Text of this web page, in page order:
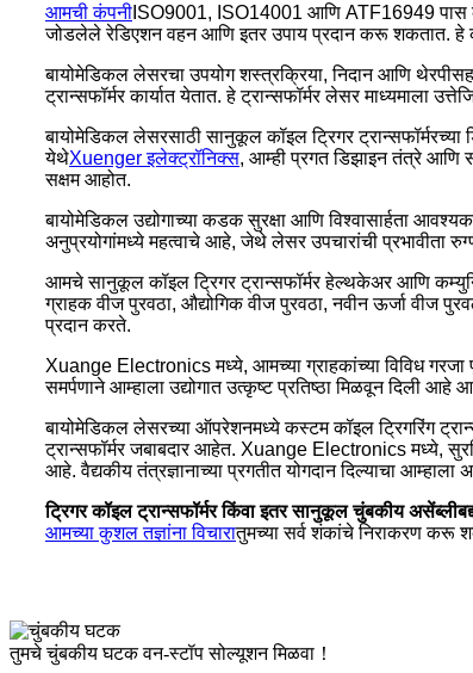
आमची कंपनी ISO9001, ISO14001 आणि ATF16949
जोडलेले रेडिएशन वहन आणि इतर उपाय प्रदान करू शकतात. हे
बायोमेडिकल लेसरचा उपयोग शस्त्रक्रिया, निदान आणि
ट्रान्सफॉर्मर कार्यात येतात. हे ट्रान्सफॉर्मर लेसर
बायोमेडिकल लेसरसाठी सानुकूल कॉइल ट्रिगर
येथेXuenger इलेक्ट्रॉनिक्स, आम्ही प्रगत डिझाइन तंत्रे आणि
सक्षम आहोत.
बायोमेडिकल उद्योगाच्या कडक सुरक्षा आणि विश्वासार्हता
अनुप्रयोगांमध्ये महत्वाचे आहे, जेथे लेसर उपचारांची प्रभावीता
आमचे सानुकूल कॉइल ट्रिगर ट्रान्सफॉर्मर हेल्थकेअर आणि
ग्राहक वीज पुरवठा, औद्योगिक वीज पुरवठा, नवीन ऊर्जा वीज
प्रदान करते.
Xuange Electronics मध्ये, आमच्या ग्राहकांच्या विविध गरजा
समर्पणाने आम्हाला उद्योगात उत्कृष्ट प्रतिष्ठा मिळवून दिली आहे
बायोमेडिकल लेसरच्या ऑपरेशनमध्ये कस्टम कॉइल ट्रिगरिंग
ट्रान्सफॉर्मर जबाबदार आहेत. Xuange Electronics मध्ये,
आहे. वैद्यकीय तंत्रज्ञानाच्या प्रगतीत योगदान दिल्याचा
ट्रिगर कॉइल ट्रान्सफॉर्मर किंवा इतर सानुकूल चुंबकीय
आमच्या कुशल तज्ञांना विचारातुमच्या सर्व शंकांचे निराकरण करू
तुमचे चुंबकीय घटक वन-स्टॉप सोल्यूशन मिळवा！